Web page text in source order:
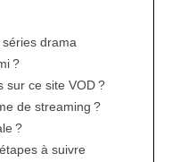
drama
?
sur ce site VOD ?
de streaming ?
?
à suivre